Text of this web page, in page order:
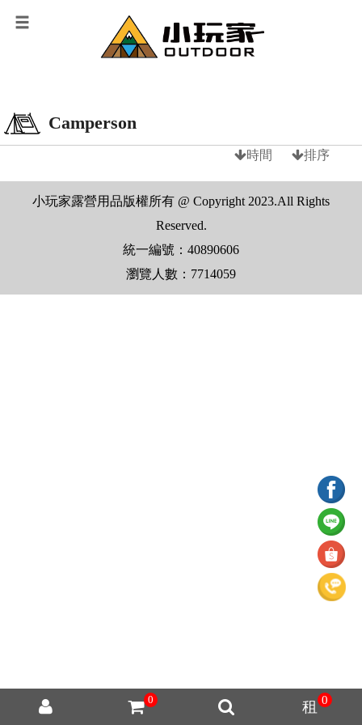
租 0
0
Camperson
時間 排序
小玩家露營用品版權所有 @ Copyright 2023.All Rights
Reserved.
統一編號：40890606
瀏覽人數：7714059